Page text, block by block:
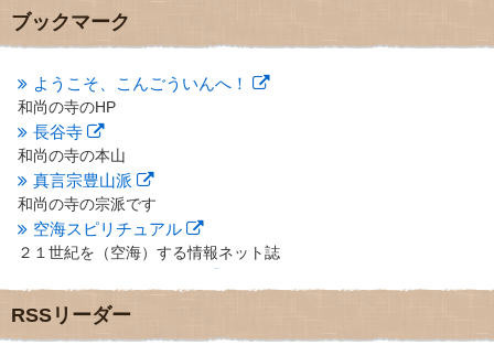
2012年10月(5)
2012年9月
(8)
2012年7月
(10)
2012年6月(14)
2012年5月
2012年4月(16)
2012年3月 (17)
2012年2月(20)
2012年1月(25)
2011年12月(22)
2011年11月(28)
2011年10月(31)
2011年9月(24)
2011年8月(21)
ブックマーク
ようこそ、こんごういんへ！
和尚の寺のHP
長谷寺
和尚の寺の本山
真言宗豊山派
和尚の寺の宗派です
空海スピリチュアル
２１世紀を（空海）する情報ネット誌
地域のライターさんです
小豆島 圓満寺
RSSリーダー